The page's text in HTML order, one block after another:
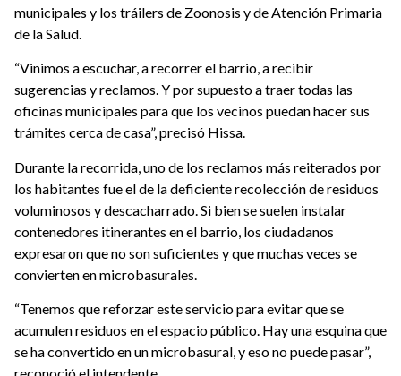
municipales y los tráilers de Zoonosis y de Atención Primaria
de la Salud.
“Vinimos a escuchar, a recorrer el barrio, a recibir
sugerencias y reclamos. Y por supuesto a traer todas las
oficinas municipales para que los vecinos puedan hacer sus
trámites cerca de casa”, precisó Hissa.
Durante la recorrida, uno de los reclamos más reiterados por
los habitantes fue el de la deficiente recolección de residuos
voluminosos y descacharrado. Si bien se suelen instalar
contenedores itinerantes en el barrio, los ciudadanos
expresaron que no son suficientes y que muchas veces se
convierten en microbasurales.
“Tenemos que reforzar este servicio para evitar que se
acumulen residuos en el espacio público. Hay una esquina que
se ha convertido en un microbasural, y eso no puede pasar”,